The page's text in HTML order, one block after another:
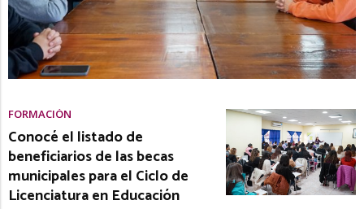
FORMACIÓN
Conocé el listado de
beneficiarios de las becas
municipales para el Ciclo de
Licenciatura en Educación